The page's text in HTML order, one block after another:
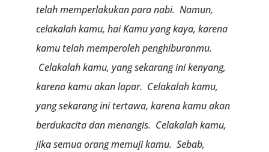
telah memperlakukan para nabi. Namun,
celakalah kamu, hai Kamu yang kaya, karena
kamu telah memperoleh penghiburanmu.
Celakalah kamu, yang sekarang ini kenyang,
karena kamu akan lapar. Celakalah kamu,
yang sekarang ini tertawa, karena kamu akan
berdukacita dan menangis. Celakalah kamu,
jika semua orang memuji kamu. Sebab,